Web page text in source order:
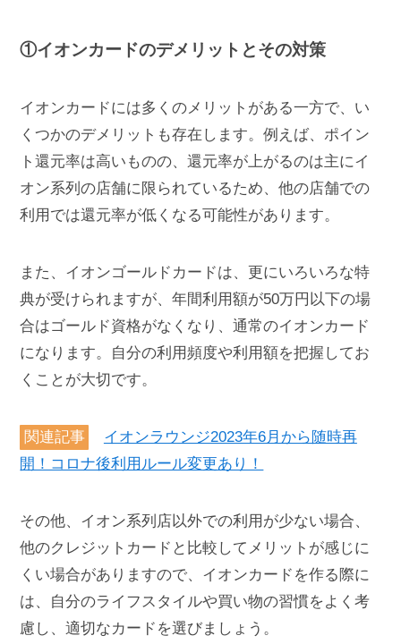
①イオンカードのデメリットとその対策
イオンカードには多くのメリットがある一方で、い
くつかのデメリットも存在します。例えば、ポイン
ト還元率は高いものの、還元率が上がるのは主にイ
オン系列の店舗に限られているため、他の店舗での
利用では還元率が低くなる可能性があります。
また、イオンゴールドカードは、更にいろいろな特
典が受けられますが、年間利用額が50万円以下の場
合はゴールド資格がなくなり、通常のイオンカード
になります。自分の利用頻度や利用額を把握してお
くことが大切です。
関連記事
イオンラウンジ2023年6月から随時再
開！コロナ後利用ルール変更あり！
その他、イオン系列店以外での利用が少ない場合、
他のクレジットカードと比較してメリットが感じに
くい場合がありますので、イオンカードを作る際に
は、自分のライフスタイルや買い物の習慣をよく考
慮し、適切なカードを選びましょう。